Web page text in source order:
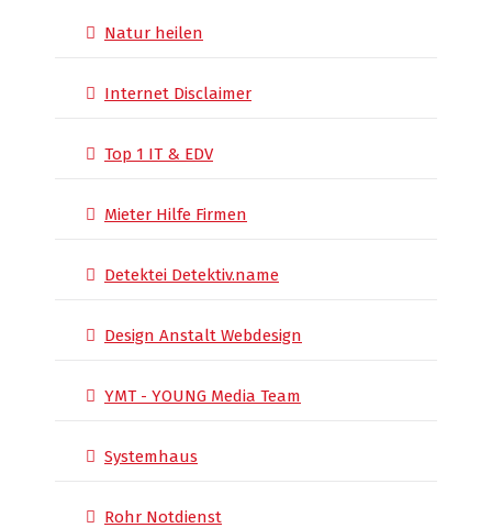
Natur heilen
Internet Disclaimer
Top 1 IT & EDV
Mieter Hilfe Firmen
Detektei Detektiv.name
Design Anstalt Webdesign
YMT - YOUNG Media Team
Systemhaus
Rohr Notdienst